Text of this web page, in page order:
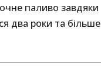
паливо завдяки
два роки та більше